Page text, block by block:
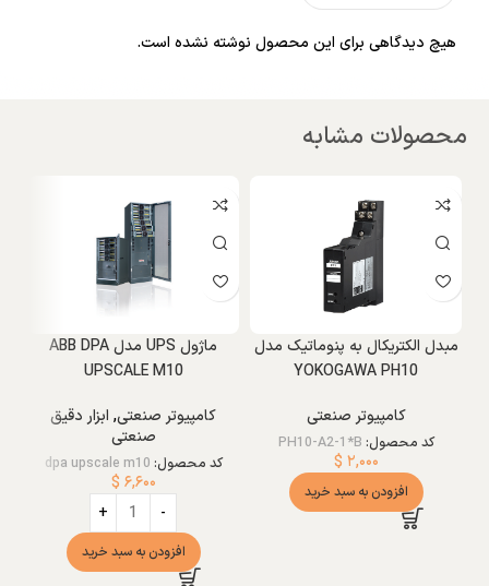
هیچ دیدگاهی برای این محصول نوشته نشده است.
محصولات مشابه
مبدل الکتریکال به پنوماتیک مدل
YOKOGAWA PH10
کامپیوتر صنعتی
کد محصول: PH10-A2-1*B
$ ۲,۰۰۰
افزودن به سبد خرید
ماژول UPS مدل ABB DPA
UPSCALE M10
کامپیوتر صنعتی, ابزار دقیق
صنعتی
کد محصول: dpa upscale m10
$ ۶,۶۰۰
افزودن به سبد خرید